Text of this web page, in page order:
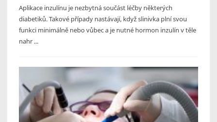
Aplikace inzulínu je nezbytná součást léčby některých
diabetiků. Takové případy nastávají, když slinivka plní svou
funkci minimálně nebo vůbec a je nutné hormon inzulín v těle
nahr ...